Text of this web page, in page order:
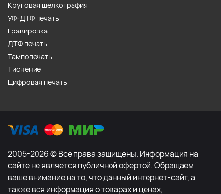
Круговая шелкография
УФ-ДТФ печать
Гравировка
ДТФ печать
Тампопечать
Тиснение
Цифровая печать
2005-2026 © Все права защищены. Информация на
сайте не является публичной офертой. Обращаем
ваше внимание на то, что данный интернет-сайт, а
также вся информация о товарах и ценах,